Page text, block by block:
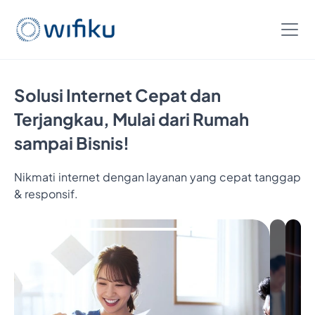
Solusi Internet Cepat dan
Terjangkau, Mulai dari Rumah
sampai Bisnis!
Nikmati internet dengan layanan yang cepat tanggap
& responsif.
Bayar
Bulan,
Bulan
Cukup
Bayar